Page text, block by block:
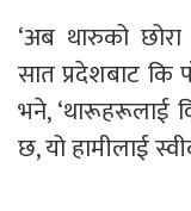
‘अब थारुको
सात प्रदेशबाट कि
भने, ‘थारूहरूलाई
छ, यो हामीलाई